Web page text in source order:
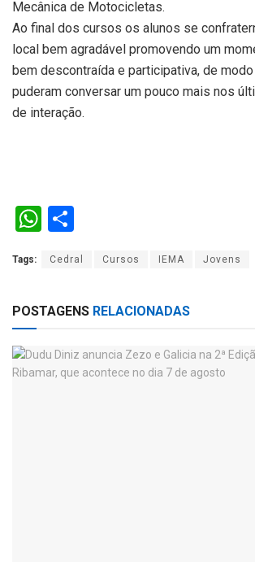
Mecânica de Motocicletas.
Ao final dos cursos os alunos se
local bem agradável promovendo um
bem descontraída e participativa, de
puderam conversar um pouco mais nos
de interação.
W
at
A
p
p
ar
Tags: Cedral Cursos IEMA Jovens
POSTAGENS RELACIONADAS